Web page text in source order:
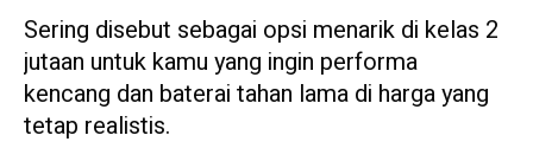
Sering disebut sebagai opsi menarik di kelas 2
jutaan untuk kamu yang ingin performa
kencang dan baterai tahan lama di harga yang
tetap realistis.